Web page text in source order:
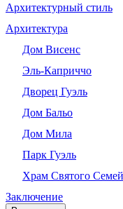
Архитектурный стиль
Архитектура
Дом Висенс
Эль‑Каприччо
Дворец Гуэль
Дом Бальо
Дом Мила
Парк Гуэль
Храм Святого
Заключение